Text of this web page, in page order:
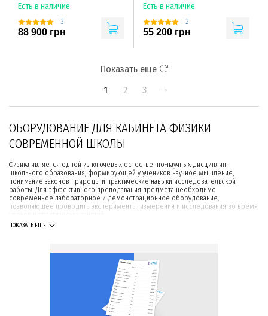
Есть в наличие
3
88 900 грн
Есть в наличие
2
55 200 грн
1 2 3
Показать еще
ОБОРУДОВАНИЕ ДЛЯ КАБИНЕТА ФИЗИКИ
СОВРЕМЕННОЙ ШКОЛЫ
Физика является одной из ключевых естественно-научных дисциплин
школьного образования, формирующей у учеников научное мышление,
понимание законов природы и практические навыки исследовательской
работы. Для эффективного преподавания предмета необходимо
современное лабораторное и демонстрационное оборудование,
позволяющее проводить эксперименты, измерения и исследования во время
школы и реализации образовательных проектов в рамках государственных
программ, в том числе Ukraine Facility и субвенции «Новая украинская школа».
ЛАБОРАТОРНЫЕ ПРИБОРЫ И УЧЕБНЫЕ
КОМПЛЕКТЫ ПО ФИЗИКЕ
ПОКАЗАТЬ ЕЩЕ